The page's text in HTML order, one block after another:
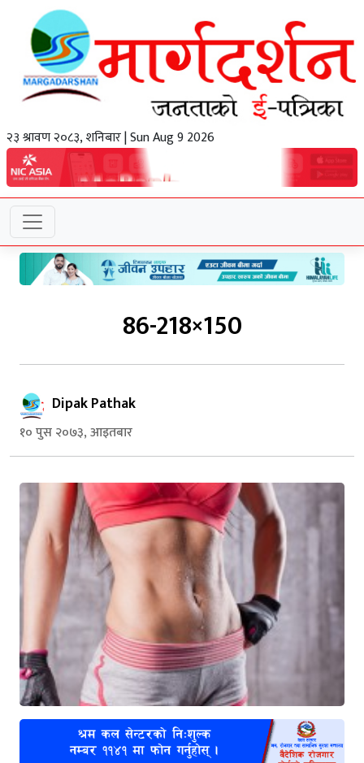
२३ श्रावण २०८३, शनिबार | Sun Aug 9 2026
86-218×150
Dipak Pathak
१० पुस २०७३, आइतबार